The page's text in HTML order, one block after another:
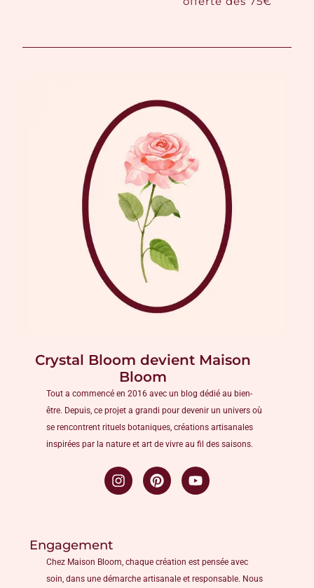
Crystal Bloom devient Maison
Bloom
Tout a commencé en 2016 avec un blog dédié au bien-
être. Depuis, ce projet a grandi pour devenir un univers où
se rencontrent rituels botaniques, créations artisanales
inspirées par la nature et art de vivre au fil des saisons.
Engagement
Chez Maison Bloom, chaque création est pensée avec
soin, dans une démarche artisanale et responsable. Nous